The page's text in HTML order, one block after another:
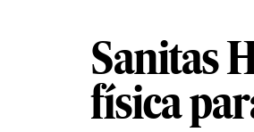
Sanitas
física